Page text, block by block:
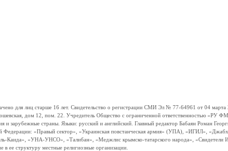
для лиц старше 16 лет. Свидетельство о регистрации СМИ Эл № 77-64961 от 04 марта
дом 12, пом. 22. Учредитель Общество с ограниченной ответственностью «РУ
и зарубежные страны. Языки: русский и английский. Главный редактор Бабаян Роман
Федерации: «Правый сектор», «Украинская повстанческая армия» (УПА), «ИГИЛ»,
Каида», «УНА-УНСО», «Талибан», «Меджлис крымско-татарского народа», «Свидетели
ее структуру местные религиозные организации.